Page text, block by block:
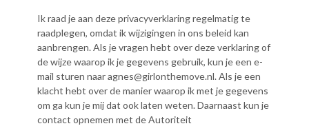
Ik raad je aan deze privacyverklaring regelmatig te
raadplegen, omdat ik wijzigingen in ons beleid kan
aanbrengen. Als je vragen hebt over deze verklaring of
de wijze waarop ik je gegevens gebruik, kun je een e-
mail sturen naar agnes@girlonthemove.nl. Als je een
klacht hebt over de manier waarop ik met je gegevens
om ga kun je mij dat ook laten weten. Daarnaast kun je
contact opnemen met de Autoriteit